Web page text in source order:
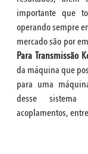
importante que
operando sempre
mercado são por
Para Transmissão
da máquina que
para uma
desse sistema
acoplamentos,